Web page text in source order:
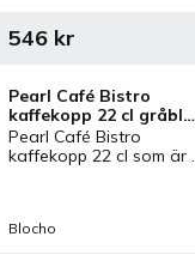
Pearl Café Bistro
kaffekopp 22 cl gråblå
- 6 st/fp
Pearl Café Bistro
kaffekopp 22 cl som är
har tillhörande kaffefat.
546 kr
Blocho